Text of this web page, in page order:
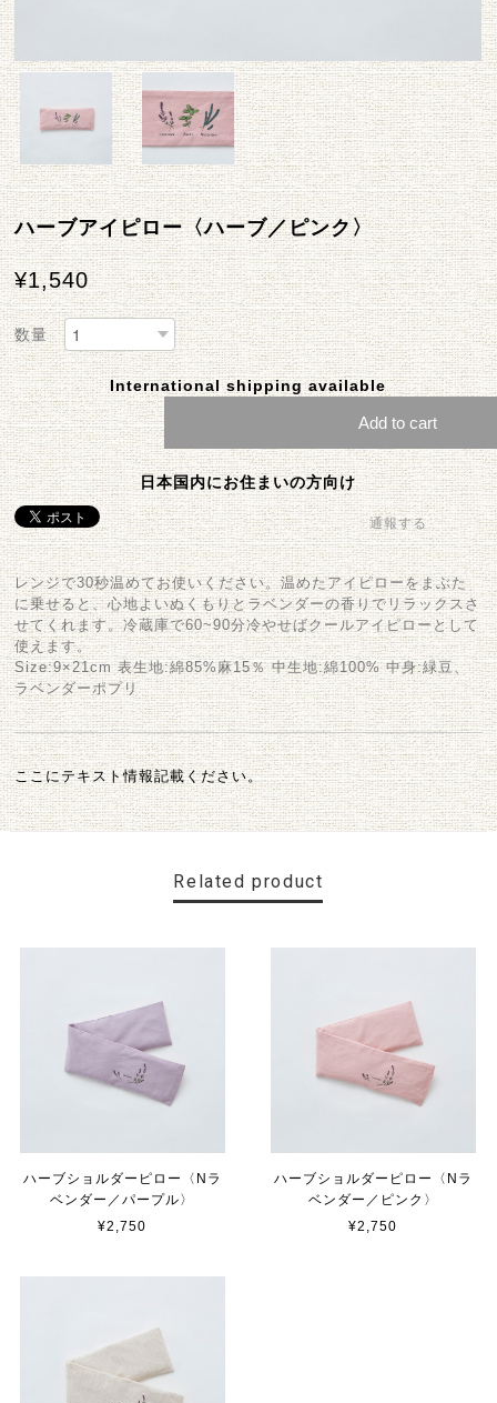
ハーブアイピロー〈ハーブ／ピンク〉
¥1,540
数量
International shipping available
Add to cart
日本国内にお住まいの方向け
通報する
レンジで30秒温めてお使いください。温めたアイピローをまぶた
に乗せると、心地よいぬくもりとラベンダーの香りでリラックスさ
せてくれます。冷蔵庫で60~90分冷やせばクールアイピローとして
使えます。
Size:9×21cm 表生地:綿85%麻15％ 中生地:綿100% 中身:緑豆、
ラベンダーポプリ
ここにテキスト情報記載ください。
Related product
ハーブショルダーピロー〈Nラ
ベンダー／パープル〉
¥2,750
ハーブショルダーピロー〈Nラ
ベンダー／ピンク〉
¥2,750